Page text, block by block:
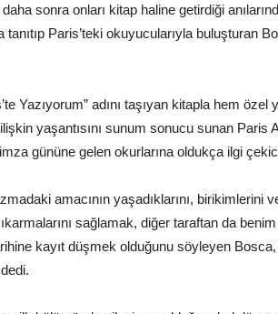
sonra onları kitap haline getirdiği
tanıtıp Paris’teki okuyucularıyla buluşturan
Yazıyorum” adını taşıyan kitapla hem
yaşantısını sunum sonucu sunan Paris
gününe gelen okurlarına oldukça ilgi
amacının yaşadıklarını, birikimlerini
sağlamak, diğer taraftan da
kayıt düşmek olduğunu söyleyen